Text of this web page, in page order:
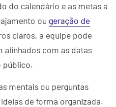
do calendário e as metas a
ou geração de
claros, a equipe pode
alinhados com as datas
público.
mentais ou perguntas
de forma organizada.